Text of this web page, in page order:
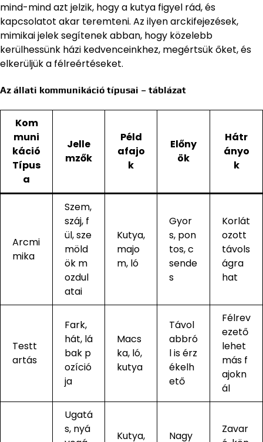
mind-mind azt jelzik, hogy a kutya figyel rád, és
kapcsolatot akar teremteni. Az ilyen arckifejezések,
mimikai jelek segítenek abban, hogy közelebb
kerülhessünk házi kedvenceinkhez, megértsük őket, és
elkerüljük a félreértéseket.
Az állati kommunikáció típusai – táblázat
Kom
muni
káció
Típus
a
Jelle
mzők
Péld
afajo
k
Előny
ök
Hátr
ányo
k
Arcmi
mika
Szem,
száj, f
ül, sze
möld
ök m
ozdul
atai
Kutya,
majo
m, ló
Gyor
s, pon
tos, c
sende
s
Korlát
ozott
távols
ágra
hat
Testt
artás
Fark,
hát, lá
bak p
ozíció
ja
Macs
ka, ló,
kutya
Távol
abbró
l is érz
ékelh
ető
Félrev
ezető
lehet
más f
ajokn
ál
Ugatá
s, nyá
Kutya, Nagy
Zavar